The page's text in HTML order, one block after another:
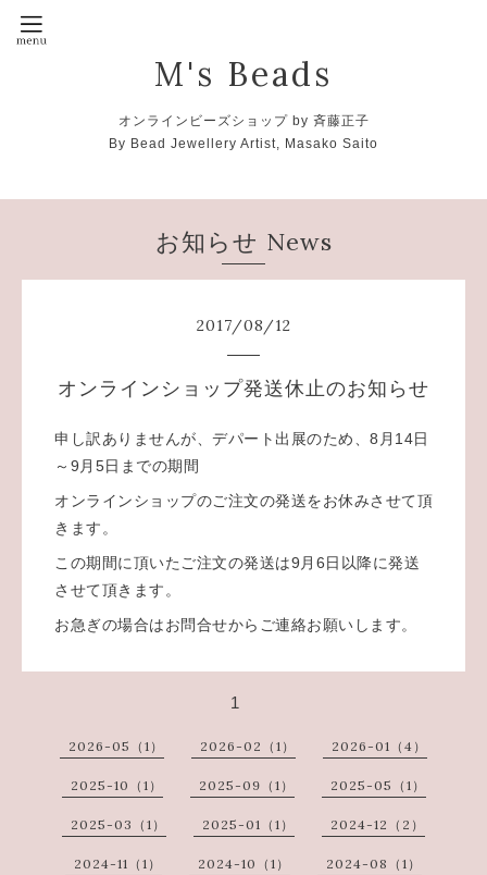
M's Beads
オンラインビーズショップ by 斉藤正子
By Bead Jewellery Artist, Masako Saito
お知らせ News
2017/08/12
オンラインショップ発送休止のお知らせ
申し訳ありませんが、デパート出展のため、8月14日
～9月5日までの期間
オンラインショップのご注文の発送をお休みさせて頂
きます。
この期間に頂いたご注文の発送は9月6日以降に発送
させて頂きます。
お急ぎの場合はお問合せからご連絡お願いします。
1
2026-05（1） 2026-02（1） 2026-01（4）
2025-10（1） 2025-09（1） 2025-05（1）
2025-03（1） 2025-01（1） 2024-12（2）
2024-11（1） 2024-10（1） 2024-08（1）